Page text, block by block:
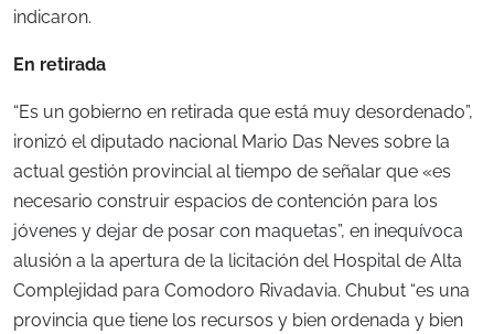
indicaron.
En retirada
“Es un gobierno en retirada que está muy desordenado”,
ironizó el diputado nacional Mario Das Neves sobre la
actual gestión provincial al tiempo de señalar que «es
necesario construir espacios de contención para los
jóvenes y dejar de posar con maquetas”, en inequívoca
alusión a la apertura de la licitación del Hospital de Alta
Complejidad para Comodoro Rivadavia. Chubut “es una
provincia que tiene los recursos y bien ordenada y bien